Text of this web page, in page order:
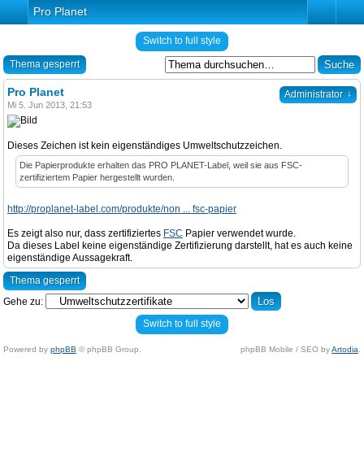
Pro Planet
Switch to full style
Thema gesperrt
Administrator ↓
Pro Planet
Mi 5. Jun 2013, 21:53
Dieses Zeichen ist kein eigenständiges Umweltschutzzeichen.
Die Papierprodukte erhalten das PRO PLANET-Label, weil sie aus FSC-
zertifiziertem Papier hergestellt wurden.
http://proplanet-label.com/produkte/non ... fsc-papier
Es zeigt also nur, dass zertifiziertes FSC Papier verwendet wurde.
Da dieses Label keine eigenständige Zertifizierung darstellt, hat es auch keine
eigenständige Aussagekraft.
Thema gesperrt
Gehe zu:
Switch to full style
Powered by phpBB © phpBB Group. phpBB Mobile / SEO byArtodia